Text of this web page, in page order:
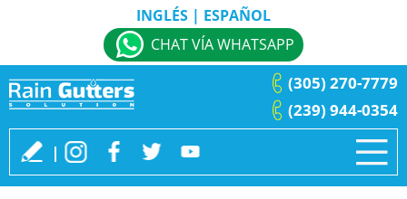
INGLÉS | ESPAÑOL
CHAT VÍA WHATSAPP
(239) 944-0354
(305) 270-7779